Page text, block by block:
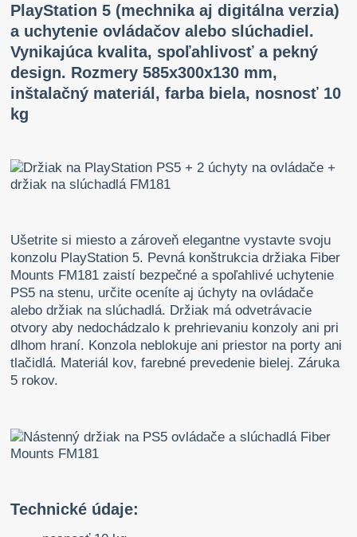
PlayStation 5 (mechnika aj digitálna verzia)
a uchytenie ovládačov alebo slúchadiel.
Vynikajúca kvalita, spoľahlivosť a pekný
design. Rozmery 585x300x130 mm,
inštalačný materiál, farba biela, nosnosť 10
kg
Ušetrite si miesto a zároveň elegantne vystavte svoju
konzolu PlayStation 5. Pevná konštrukcia držiaka Fiber
Mounts FM181 zaistí bezpečné a spoľahlivé uchytenie
PS5 na stenu, určite oceníte aj úchyty na ovládače
alebo držiak na slúchadlá. Držiak má odvetrávacie
otvory aby nedochádzalo k prehrievaniu konzoly ani pri
dlhom hraní. Konzola neblokuje ani priestor na porty ani
tlačidlá. Materiál kov, farebné prevedenie bielej. Záruka
5 rokov.
Technické údaje: